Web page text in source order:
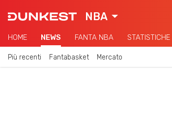
NBA
HOME NEWS FANTA NBA STATISTICHE
Più recenti Fantabasket Mercato